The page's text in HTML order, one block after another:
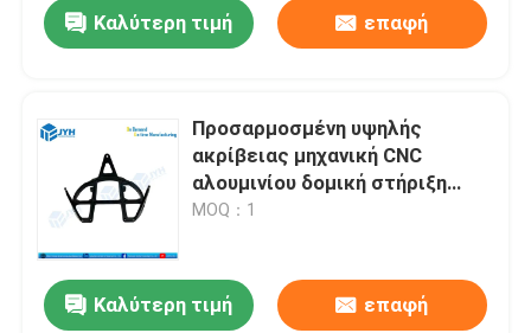
Καλύτερη τιμή
επαφή
Προσαρμοσμένη υψηλής
ακρίβειας μηχανική CNC
αλουμινίου δομική στήριξη
τοποθέτησης με μαύρο ματ
MOQ：1
Καλύτερη τιμή επαφή